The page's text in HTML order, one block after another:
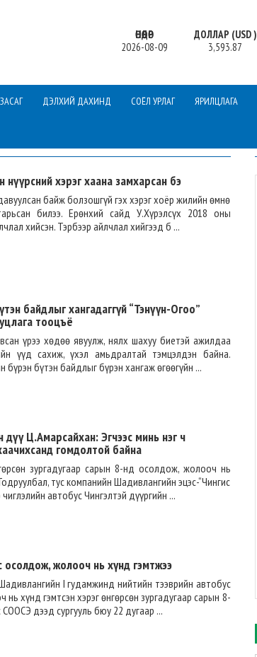
ӨНӨӨДӨР
2026-08-09
ДОЛЛАР (USD )
3,593.87
ДЭЛХИЙ ДАХИНД СОЁЛ УРЛАГ ЯРИЛЦЛАГА
хэрэг хаана замхарсан бэ
байж болзошгүй гэх хэрэг хоёр жилийн өмнө
билээ. Ерөнхий сайд У.Хүрэлсүх 2018 оны
хийсэн. Тэрбээр айлчлал хийгээд б ...
байдлыг хангадаггүй “Тэнүүн-Огоо”
тооцъё
үрээ хөдөө явуулж, нялх шахуу биетэй ажилдаа
үүд сахиж, үхэл амьдралтай тэмцэлдэн байна.
бүтэн байдлыг бүрэн хангаж өгөөгүйн ...
Ц.Амарсайхан: Эгчээс минь нэг ч
гомдолтой байна
зургадугаар сарын 8-нд осолдож, жолооч нь
тус компанийн Шадивлангийн эцэс-“Чингис
автобус Чингэлтэй дүүргийн ...
жолооч нь хүнд гэмтжээ
I гудамжинд нийтийн тээврийн автобус
хүнд гэмтсэн хэрэг өнгөрсөн зургадугаар сарын 8-
дээд сургууль бюу 22 дугаар ...